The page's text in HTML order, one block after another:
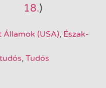
18.)
Államok (USA), Észak-
, Tudós